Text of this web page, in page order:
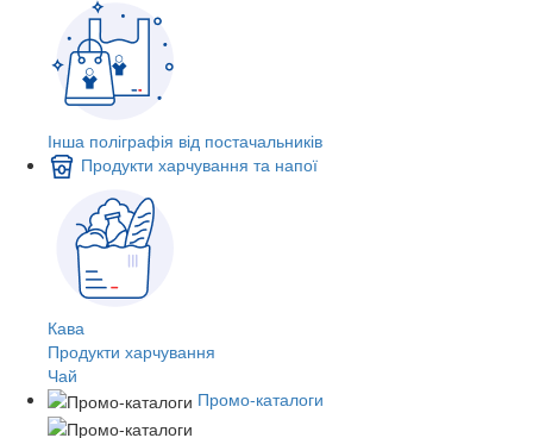
Інша поліграфія від постачальників
Продукти харчування та напої
Кава
Продукти харчування
Чай
Промо-каталоги